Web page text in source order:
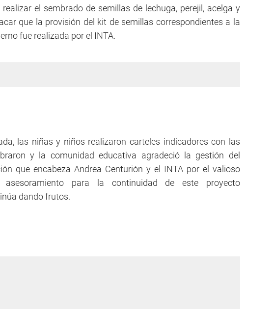
el sembrado de semillas de lechuga, perejil, acelga y
que la provisión del kit de semillas correspondientes a la
fue realizada por el INTA.
las niñas y niños realizaron carteles indicadores con las
y la comunidad educativa agradeció la gestión del
que encabeza Andrea Centurión y el INTA por el valioso
asesoramiento para la continuidad de este proyecto
dando frutos.